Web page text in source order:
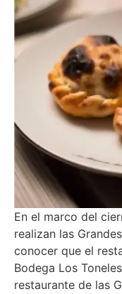
En el marco del
realizan las
conocer que el
Bodega Los
restaurante de las